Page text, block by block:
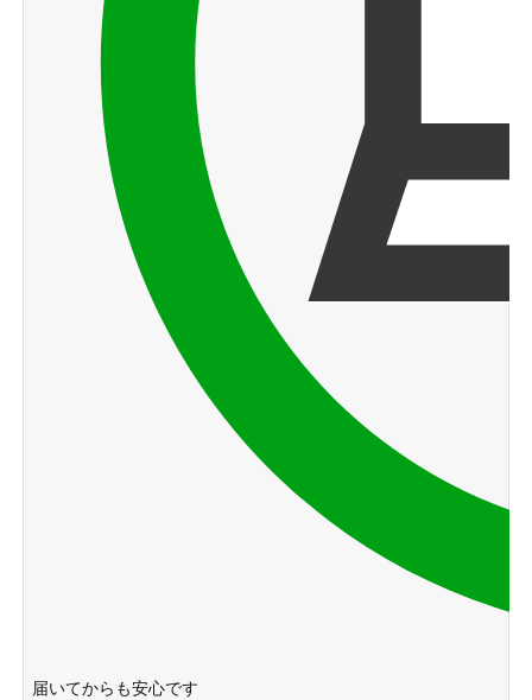
届いてからも安心です